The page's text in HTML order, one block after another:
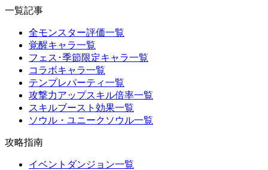
一覧記事
全モンスター評価一覧
覚醒キャラ一覧
フェス･季節限定キャラ一覧
コラボキャラ一覧
テンプレパーティ一覧
攻撃力アップスキル倍率一覧
スキルブースト効果一覧
ソウル・ユニークソウル一覧
攻略指南
イベントダンジョン一覧